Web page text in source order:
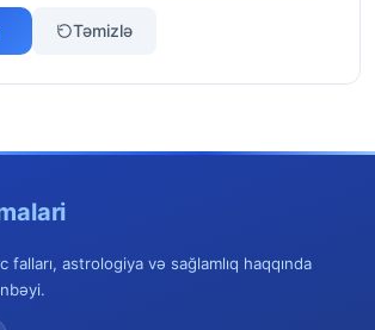
Təmizlə
falları, astrologiya və sağlamlıq haqqında